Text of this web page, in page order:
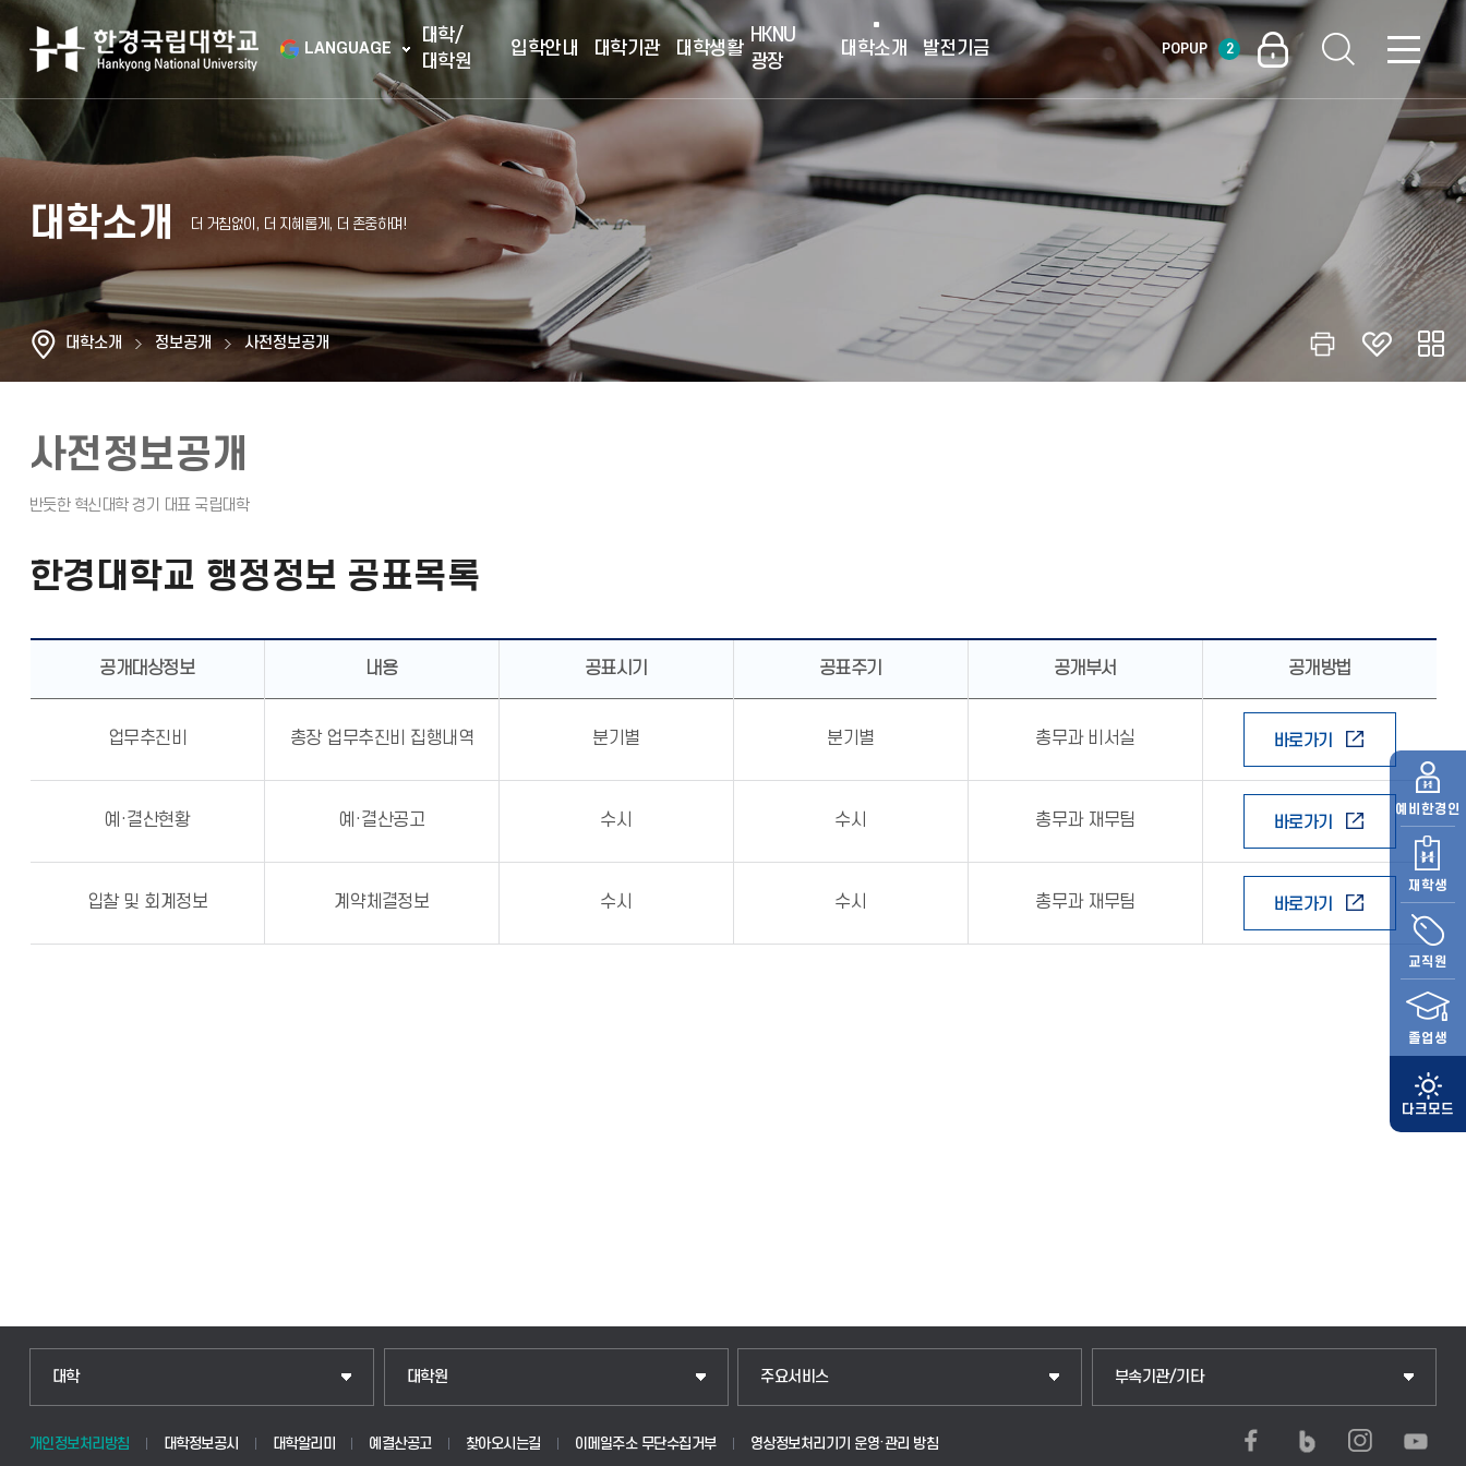
LANGUAGE
대학/
대학원
입학안내 대학기관 대학생활
HKNU
광장
대학소개 발전기금 POPUP 2
예비 한경인
재학생
교직원
졸업생
대학소개
대학소개 정보공개 사전정보공개
사전정보공개
한경대학교 행정정보 공표목록
공개대상정보 내용 공표시기 공표주기 공개부서 공개방법
업무추진비 총장 업무추진비 집행내역 분기별 분기별 총무과 비서실 바로가기
예·결산현황 예·결산공고 수시 수시 총무과 재무팀 바로가기
입찰 및 회계정보 계약체결정보 수시 수시 총무과 재무팀 바로가기
대학 대학원 주요서비스 부속기관/기타
개인정보처리방침 대학정보공시 대학알리미 예결산공고 찾아오시는길 이메일주소 무단수집거부 영상정보처리기기 운영·관리 방침